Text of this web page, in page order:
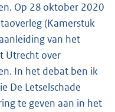
Op 28 oktober 2020
(Kamerstuk
van het
Utrecht over
In het debat ben ik
De Letselschade
te geven aan in het